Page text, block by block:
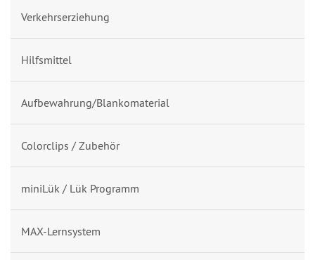
Verkehrserziehung
Hilfsmittel
Aufbewahrung/Blankomaterial
Colorclips / Zubehör
miniLük / Lük Programm
MAX-Lernsystem